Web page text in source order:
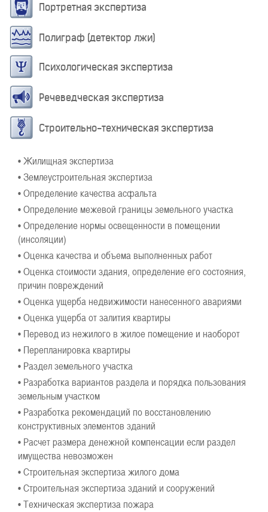
Портретная экспертиза
Полиграф (детектор лжи)
Психологическая экспертиза
Речеведческая экспертиза
Строительно-техническая экспертиза
• Жилищная экспертиза
• Землеустроительная экспертиза
• Определение качества асфальта
• Определение межевой границы земельного участка
• Определение нормы освещенности в помещении
(инсоляции)
• Оценка качества и объема выполненных работ
• Оценка стоимости здания, определение его состояния,
причин повреждений
• Оценка ущерба недвижимости нанесенного авариями
• Оценка ущерба от залития квартиры
• Перевод из нежилого в жилое помещение и наоборот
• Перепланировка квартиры
• Раздел земельного участка
• Разработка вариантов раздела и порядка пользования
земельным участком
• Разработка рекомендаций по восстановлению
конструктивных элементов зданий
• Расчет размера денежной компенсации если раздел
имущества невозможен
• Строительная экспертиза жилого дома
• Строительная экспертиза зданий и сооружений
• Техническая экспертиза пожара